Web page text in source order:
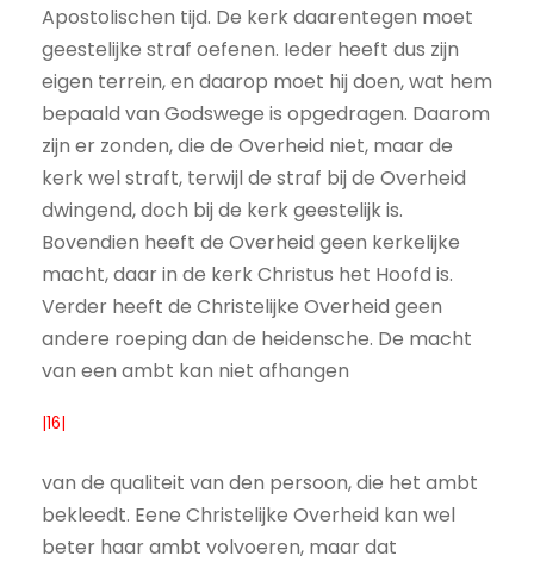
Apostolischen tijd. De kerk daarentegen moet
geestelijke straf oefenen. Ieder heeft dus zijn
eigen terrein, en daarop moet hij doen, wat hem
bepaald van Godswege is opgedragen. Daarom
zijn er zonden, die de Overheid niet, maar de
kerk wel straft, terwijl de straf bij de Overheid
dwingend, doch bij de kerk geestelijk is.
Bovendien heeft de Overheid geen kerkelijke
macht, daar in de kerk Christus het Hoofd is.
Verder heeft de Christelijke Overheid geen
andere roeping dan de heidensche. De macht
van een ambt kan niet afhangen
|16|
van de qualiteit van den persoon, die het ambt
bekleedt. Eene Christelijke Overheid kan wel
beter haar ambt volvoeren, maar dat